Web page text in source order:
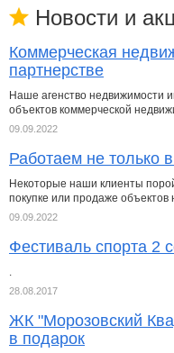
Новости и
Коммерческая
партнерстве
Наше агенство недвижимости
объектов коммерческой
09.09.2022
Работаем не только
Некоторые наши клиенты
покупке или продаже объектов
09.09.2022
Фестиваль спорта 2
28.08.2017
ЖК "Морозовский
в подарок